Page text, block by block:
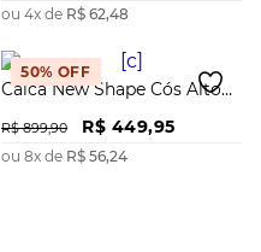
ou 4x de R$ 62,48
50% OFF
Calca New Shape Cós Alto
R$ 899,90 R$ 449,95
ou 8x de R$ 56,24